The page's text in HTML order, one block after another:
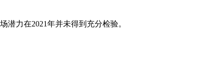
力在2021年并未得到充分检验。